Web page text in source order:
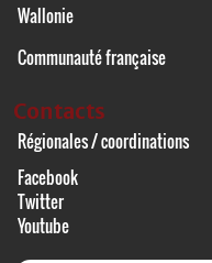
Wallonie
Communauté française
Contacts
Régionales / coordinations
Facebook
Twitter
Youtube